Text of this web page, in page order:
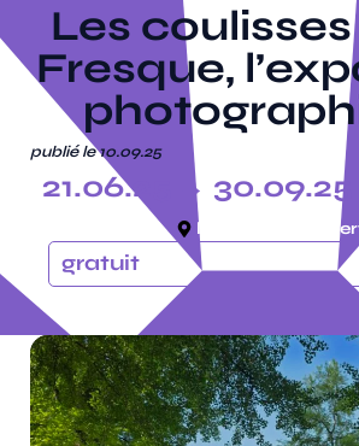
Les
Fresque,
publié le 10.09.25
21.06.25 → 30.09.25
le marché
gratuit